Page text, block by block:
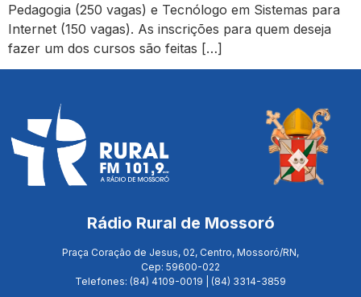
Pedagogia (250 vagas) e Tecnólogo em Sistemas para
Internet (150 vagas). As inscrições para quem deseja
fazer um dos cursos são feitas […]
Rádio Rural de Mossoró
Praça Coração de Jesus, 02, Centro, Mossoró/RN,
Cep: 59600-022
Telefones: (84) 4109-0019 | (84) 3314-3859